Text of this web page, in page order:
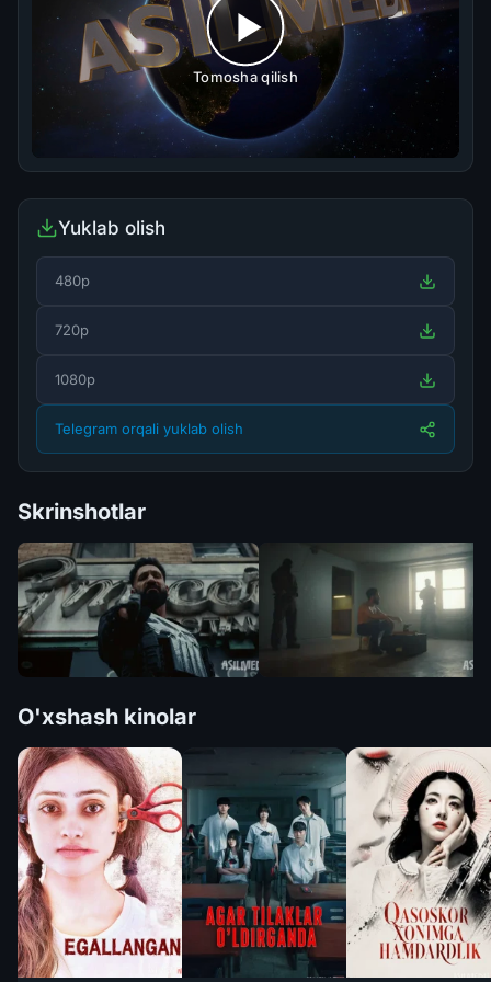
Tomosha qilish
Yuklab olish
480p
720p
1080p
Telegram orqali yuklab olish
Skrinshotlar
O'xshash kinolar